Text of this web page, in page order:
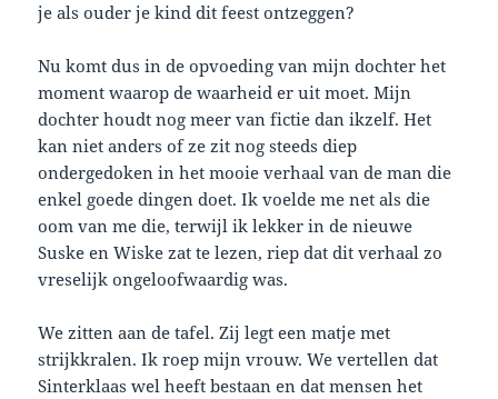
je als ouder je kind dit feest ontzeggen?
Nu komt dus in de opvoeding van mijn dochter het
moment waarop de waarheid er uit moet. Mijn
dochter houdt nog meer van fictie dan ikzelf. Het
kan niet anders of ze zit nog steeds diep
ondergedoken in het mooie verhaal van de man die
enkel goede dingen doet. Ik voelde me net als die
oom van me die, terwijl ik lekker in de nieuwe
Suske en Wiske zat te lezen, riep dat dit verhaal zo
vreselijk ongeloofwaardig was.
We zitten aan de tafel. Zij legt een matje met
strijkkralen. Ik roep mijn vrouw. We vertellen dat
Sinterklaas wel heeft bestaan en dat mensen het